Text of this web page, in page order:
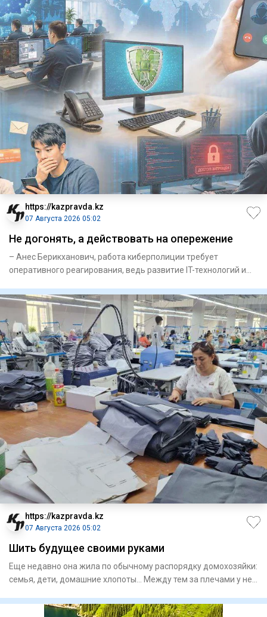
https://kazpravda.kz
07 Августа 2026 05:02
Не догонять, а действовать на опережение
– Анес Берикханович, работа кибер­полиции требует
оперативного реагирования, ведь развитие IT-технологий и
https://kazpravda.kz
07 Августа 2026 05:02
Шить будущее своими руками
Еще недавно она жила по обычному распорядку домохозяйки:
семья, дети, домашние хлопоты... Между тем за плечами у нее